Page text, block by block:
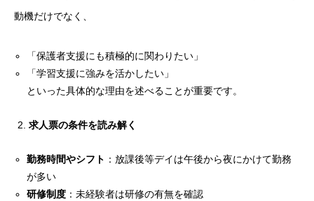
動機だけでなく、
「保護者支援にも積極的に関わりたい」
「学習支援に強みを活かしたい」
といった具体的な理由を述べることが重要です。
求人票の条件を読み解く
勤務時間やシフト ：放課後等デイは午後から夜にかけて勤務
が多い
研修制度 ：未経験者は研修の有無を確認